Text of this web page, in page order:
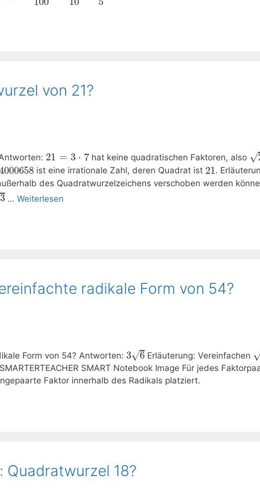
von 21?
21 = 3 ⋅ 7 hat keine quadratischen Faktoren, also √
ist eine irrationale Zahl, deren Quadrat ist 21.
des Quadratwurzelzeichens verschoben werden
3… Weiterlesen
radikale Form von 54?
Form von 54? Antworten: 3√6 Erläuterung: Vereinfachen
SMARTERTEACHER SMART Notebook Image Für jedes
Faktor innerhalb des Radikals platziert.
Quadratwurzel 18?